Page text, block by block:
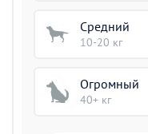
Средний
10-20 кг
Огромный
40+ кг